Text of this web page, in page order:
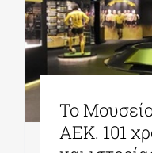
Το
ΑΕΚ. 101